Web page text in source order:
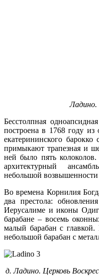
Ладино.
Бесстолпная
построена в 1768 году из
екатерининского
примыкают трапезная и
ней было пять
архитектурный
небольшой
Во времена Корнилия
два престола:
Иерусалиме и иконы
барабане – восемь
малый барабан с главкой.
небольшой барабан с
д. Ладино. Церковь